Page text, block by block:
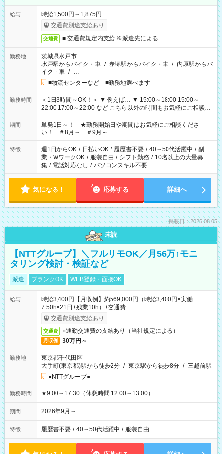
給与
時給1,500円～1,875円
交通費別途支給あり
交通費 ■ 交通費規定内支給 ※派遣先による
勤務地
茨城県水戸市
水戸駅からバイク・車 / 赤塚駅からバイク・車 / 内原駅からバ
イク・車 / …
■物流センターなど ■勤務地選べます
勤務時間
＜1日3時間～OK！＞ ▼ 例えば… ▼ 15:00～18:00 15:00～
22:00 17:00～22:00 など こちら以外の時間もお気軽にご相談く
ださい！
期間
単発1日～！ ★勤務開始日や期間はお気軽にご相談くださ
い！ ＃8月～ ＃9月～
特徴 週1日からOK / 日払いOK / 履歴書不要 / 40～50代活躍中 / 副
業・WワークOK / 服装自由 / シフト勤務 / 10名以上の大量募
集 / 電話対応なし / パソコンスキル不要
気になる！ 応募する 詳細へ
掲載日：2026.08.05
未読
【NTTグループ】＼フルリモOK／月56万↑モニ
タリング検討・検証など
派遣 ブランクOK WEB登録・面接OK
給与
時給3,400円【月収例】約569,000円（時給3,400円×実働
7.50h×21日+残業10h）+交通費
交通費別途支給あり
交通費 ○通勤交通費の支給あり（当社規定による）
月収例 30万円～
勤務地
東京都千代田区
大手町(東京都)駅から徒歩2分 / 東京駅から徒歩8分 / 三越前駅
●NTTグループ●
勤務時間 ★9:00～17:30（休憩時間 12:00～13:00）
期間 2026年9月～
特徴 履歴書不要 / 40～50代活躍中 / 服装自由